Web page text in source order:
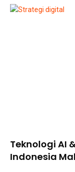
Teknologi AI
Indonesia